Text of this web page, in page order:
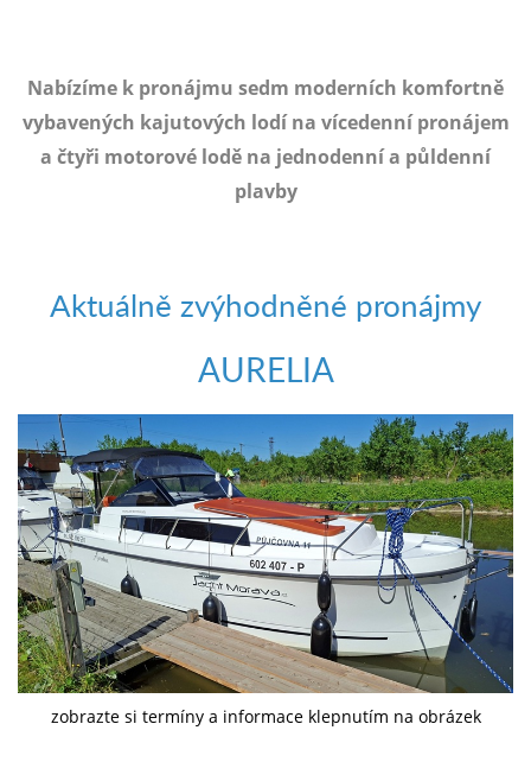
Nabízíme k pronájmu sedm moderních komfortně
vybavených kajutových lodí na vícedenní pronájem
a čtyři motorové lodě na jednodenní a půldenní
plavby
Aktuálně zvýhodněné pronájmy
AURELIA
zobrazte si termíny a informace klepnutím na obrázek
objednat
poukaz